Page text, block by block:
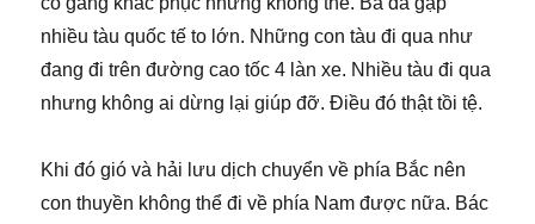
nhiều tàu quốc tế to lớn. Những con tàu đi qua như
đang đi trên đường cao tốc 4 làn xe. Nhiều tàu đi qua
nhưng không ai dừng lại giúp đỡ. Điều đó thật tồi tệ.
Khi đó gió và hải lưu dịch chuyển về phía Bắc nên
con thuyền không thể đi về phía Nam được nữa. Bác